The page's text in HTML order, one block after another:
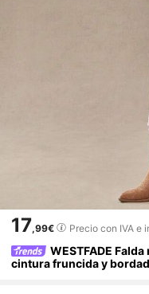
17,99€ Precio con IVA e
WESTFADE
cintura fruncida y